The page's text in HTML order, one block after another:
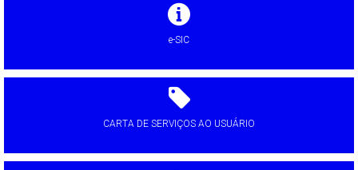
e-SIC
CARTA DE SERVIÇOS AO USUÁRIO